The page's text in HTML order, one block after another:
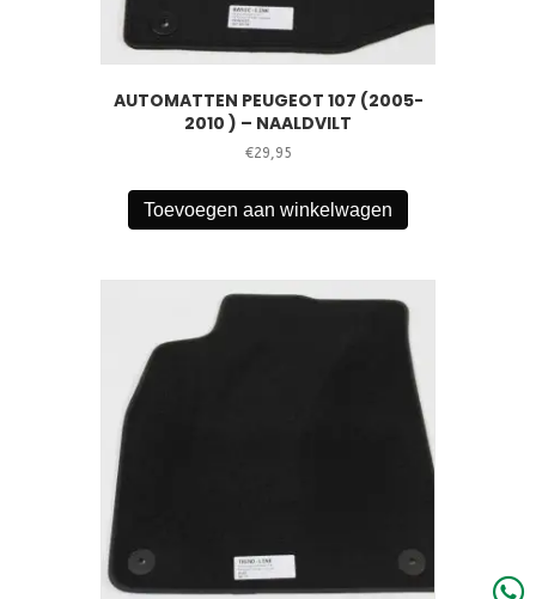
AUTOMATTEN PEUGEOT 107 (2005-
2010 ) – NAALDVILT
€29,95
Toevoegen aan winkelwagen